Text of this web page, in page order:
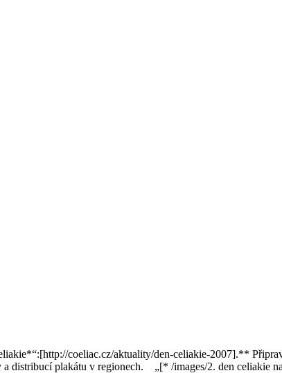
coeliac.cz/aktuality/den-celiakie-2007].**
distribucí plakátu v regionech. „[* /images/2. den celiakie